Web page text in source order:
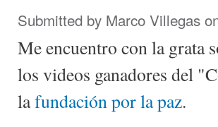
Submitted by Marco Villegas
Me encuentro con la grata
los videos ganadores del
lafundación por la paz.